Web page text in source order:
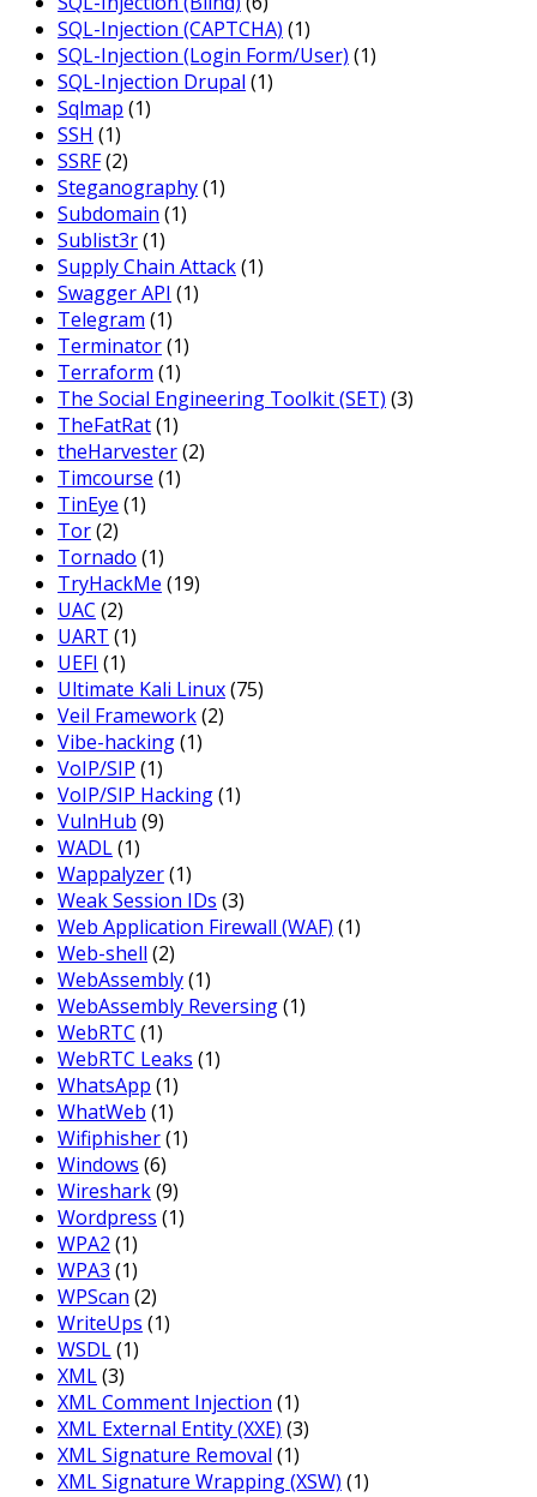
SQL-Injection (CAPTCHA) (1)
SQL-Injection (Login Form/User) (1)
SQL-Injection Drupal (1)
Sqlmap (1)
SSH (1)
SSRF(2)
Steganography(1)
Subdomain (1)
Sublist3r(1)
Supply Chain Attack(1)
Swagger API (1)
Telegram (1)
Terminator(1)
Terraform (1)
The Social Engineering Toolkit (SET) (3)
TheFatRat(1)
theHarvester(2)
Timcourse (1)
TinEye (1)
Tor(2)
Tornado (1)
TryHackMe (19)
UAC (2)
UART (1)
UEFI (1)
Ultimate Kali Linux(75)
Veil Framework(2)
Vibe-hacking(1)
VoIP/SIP (1)
VoIP/SIP Hacking(1)
VulnHub (9)
WADL(1)
Wappalyzer(1)
Weak Session IDs (3)
Web Application Firewall (WAF) (1)
Web-shell (2)
WebAssembly(1)
WebAssembly Reversing(1)
WebRTC (1)
WebRTC Leaks (1)
WhatsApp (1)
WhatWeb (1)
Wifiphisher(1)
Windows (6)
Wireshark(9)
Wordpress (1)
WPA2 (1)
WPA3 (1)
WPScan (2)
WriteUps (1)
WSDL(1)
XML(3)
XML Comment Injection (1)
XML External Entity (XXE) (3)
XML Signature Removal (1)
XML Signature Wrapping (XSW) (1)